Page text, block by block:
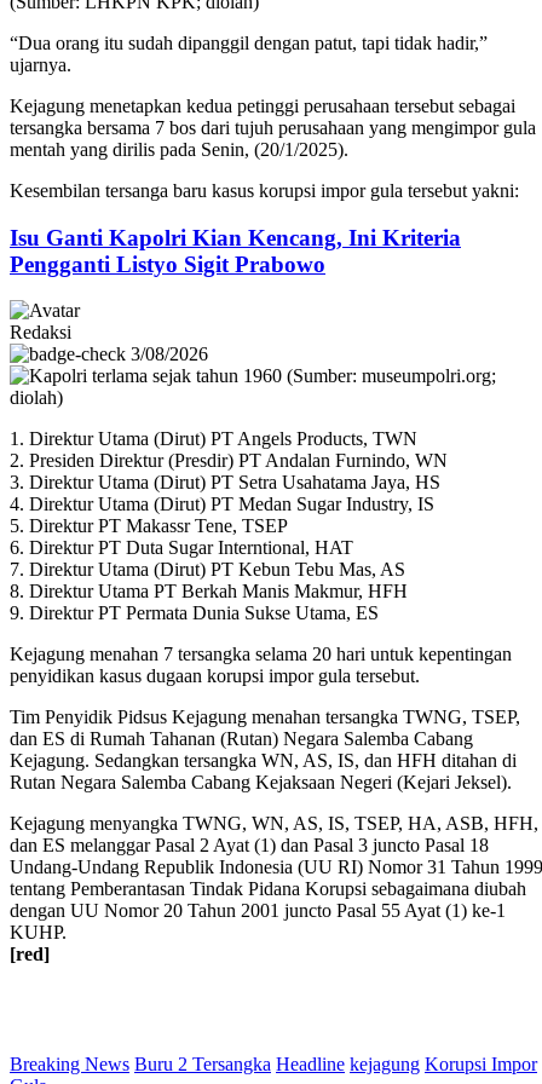
‎“Dua orang itu sudah dipanggil dengan patut, tapi tidak hadir,”
ujarnya.
‎Kejagung menetapkan kedua petinggi perusahaan tersebut sebagai
tersangka bersama 7 bos dari tujuh perusahaan yang mengimpor gula
mentah yang dirilis pada Senin, (20/1/2025).
‎Kesembilan tersanga baru kasus korupsi impor gula tersebut yakni:
Isu Ganti Kapolri Kian Kencang, Ini Kriteria
Pengganti Listyo Sigit Prabowo
Redaksi
3/08/2026
1. Direktur Utama (Dirut) PT Angels Products, TWN
2. Presiden Direktur (Presdir) PT Andalan Furnindo, WN
3. Direktur Utama (Dirut) PT Setra Usahatama Jaya, HS
4. Direktur Utama (Dirut) PT Medan Sugar Industry, IS
5. ‎Direktur PT Makassr Tene, TSEP
6. Direktur PT Duta Sugar Interntional, HAT
7. Direktur Utama (Dirut) PT Kebun Tebu Mas, AS
8. Direktur Utama PT Berkah Manis Makmur,‎ HFH
9. Direktur PT Permata Dunia Sukse Utama, ES‎
‎‎Kejagung menahan 7 tersangka selama 20 hari untuk kepentingan
penyidikan kasus dugaan korupsi impor gula tersebut.
Tim Penyidik Pidsus Kejagung menahan tersangka TWNG, TSEP,
dan ES di Rumah Tahanan (Rutan) Negara Salemba Cabang
Kejagung. Sedangkan tersangka WN, AS, IS, dan HFH ditahan di
Rutan Negara Salemba Cabang Kejaksaan Negeri (Kejari Jeksel).
Kejagung menyangka TWNG, WN, AS, IS, TSEP, HA, ASB, HFH,
dan ES melanggar Pasal 2 Ayat (1) dan Pasal 3 juncto Pasal 18
Undang-Undang Republik Indonesia (UU RI) Nomor 31 Tahun 1999
tentang Pemberantasan Tindak Pidana Korupsi sebagaimana diubah
dengan UU Nomor 20 Tahun 2001 juncto Pasal 55 Ayat (1) ke-1
KUHP.
[red]
Breaking News Buru 2 Tersangka Headline kejagung Korupsi Impor